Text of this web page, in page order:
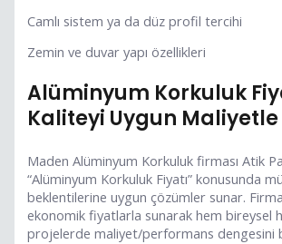
Camlı sistem ya da düz profil tercihi
Zemin ve duvar yapı özellikleri
Alüminyum Korkuluk
Kaliteyi Uygun
Maden Alüminyum Korkuluk firması Atik
“Alüminyum Korkuluk Fiyatı” konusunda
beklentilerine uygun çözümler sunar.
ekonomik fiyatlarla sunarak hem bireysel
projelerde maliyet/performans dengesini